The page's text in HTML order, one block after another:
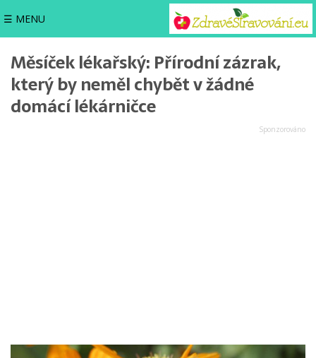
☰ MENU
Měsíček lékařský: Přírodní zázrak,
který by neměl chybět v žádné
domácí lékárničce